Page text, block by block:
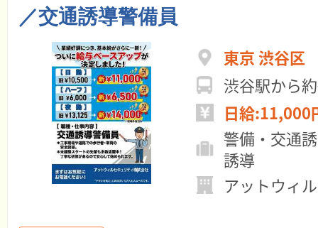
／交通誘導警備員
東京 渋谷区
渋谷駅から
日給:11,000
警備・交通
誘導
アットウィ